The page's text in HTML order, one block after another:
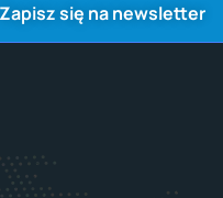
Zapisz się na newsletter